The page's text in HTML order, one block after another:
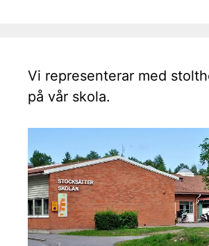
Vi representerar med
på vår skola.